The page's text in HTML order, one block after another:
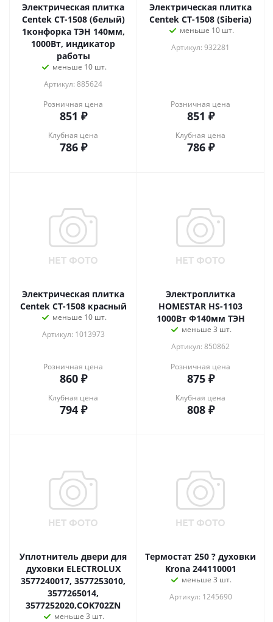
Электрическая плитка
Centek CT-1508 (белый)
1конфорка ТЭН 140мм,
1000Вт, индикатор
работы
меньше 10 шт.
Артикул: 885624
Розничная цена
851 ₽
Клубная цена
786₽
Электрическая плитка
Centek CT-1508 (Siberia)
меньше 10 шт.
Артикул: 932281
Розничная цена
851 ₽
Клубная цена
786₽
Электрическая плитка
Centek CT-1508 красный
меньше 10 шт.
Артикул: 1013973
Розничная цена
860₽
Клубная цена
794₽
Электроплитка
HOMESTAR HS-1103
1000Вт Ф140мм ТЭН
меньше 3 шт.
Артикул: 850862
Розничная цена
875₽
Клубная цена
808₽
Уплотнитель двери для
духовки ELECTROLUX
3577240017, 3577253010,
3577265014,
3577252020,COK702ZN
меньше 3 шт.
Термостат 250 ? духовки
Krona 244110001
меньше 3 шт.
Артикул: 1245690